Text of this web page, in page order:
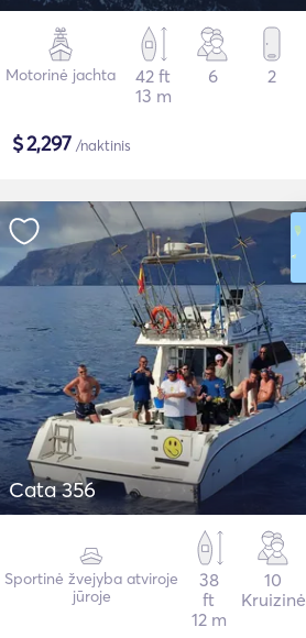
Motorinė jachta
42 ft
13 m
6 2
$2,297 /naktinis
Cata 356
Sportinė žvejyba atviroje
jūroje
38
ft
12 m
10
Kruizinė